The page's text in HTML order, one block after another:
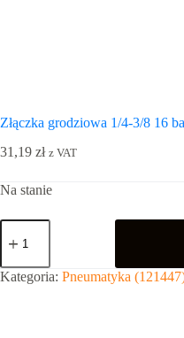
Złączka grodziowa 1/4-3/8 16
31,19 zł z VAT
Na stanie
ilość
Złączka
1/4-
3/8
Kategoria: Pneumatyka